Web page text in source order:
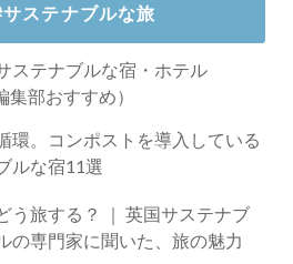
サステナブルな旅
ステナブルな宿・ホテル
集部おすすめ）
環。コンポストを導入している
ルな宿11選
？ ｜ 英国サステナブ
の専門家に聞いた、旅の魅力